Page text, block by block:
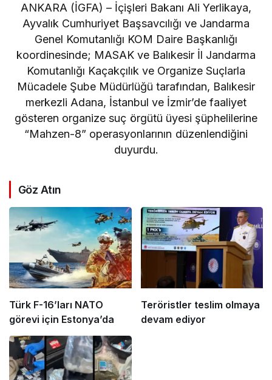
ANKARA (İGFA) – İçişleri Bakanı Ali Yerlikaya,
Ayvalık Cumhuriyet Başsavcılığı ve Jandarma
Genel Komutanlığı KOM Daire Başkanlığı
koordinesinde; MASAK ve Balıkesir İl Jandarma
Komutanlığı Kaçakçılık ve Organize Suçlarla
Mücadele Şube Müdürlüğü tarafından, Balıkesir
merkezli Adana, İstanbul ve İzmir’de faaliyet
gösteren organize suç örgütü üyesi şüphelilerine
“Mahzen-8” operasyonlarının düzenlendiğini
duyurdu.
Göz Atın
Türk F-16’ları NATO
görevi için Estonya’da
Teröristler teslim olmaya
devam ediyor